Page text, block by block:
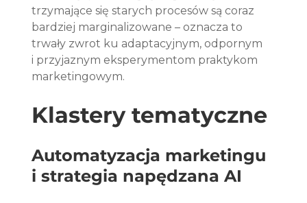
trzymające się starych procesów są coraz
bardziej marginalizowane – oznacza to
trwały zwrot ku adaptacyjnym, odpornym
i przyjaznym eksperymentom praktykom
marketingowym.
Klastery tematyczne
Automatyzacja marketingu
i strategia napędzana AI